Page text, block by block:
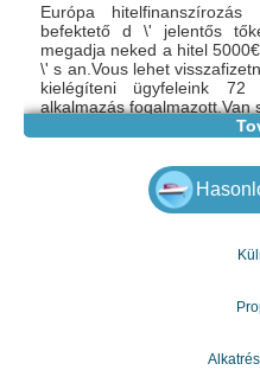
Európa
befektető d \' jelentős
megadja neked a hitel
\' s an.Vous lehet
kielégíteni ügyfeleink
alkalmazás fogalmazott.Van
havi kifizetések az én
Minden érdeklődő
refrén). Kész vagyok, hogy
belül kap az alkalmazás